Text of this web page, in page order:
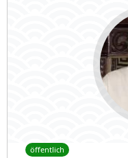
öffentlich